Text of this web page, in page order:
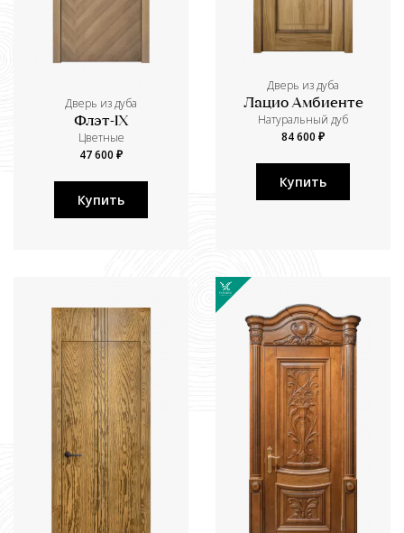
Дверь из дуба
Флэт-IX
Цветные
47 600 ₽
Купить
Дверь из дуба
Лацио Амбиенте
Натуральный дуб
84 600 ₽
Купить